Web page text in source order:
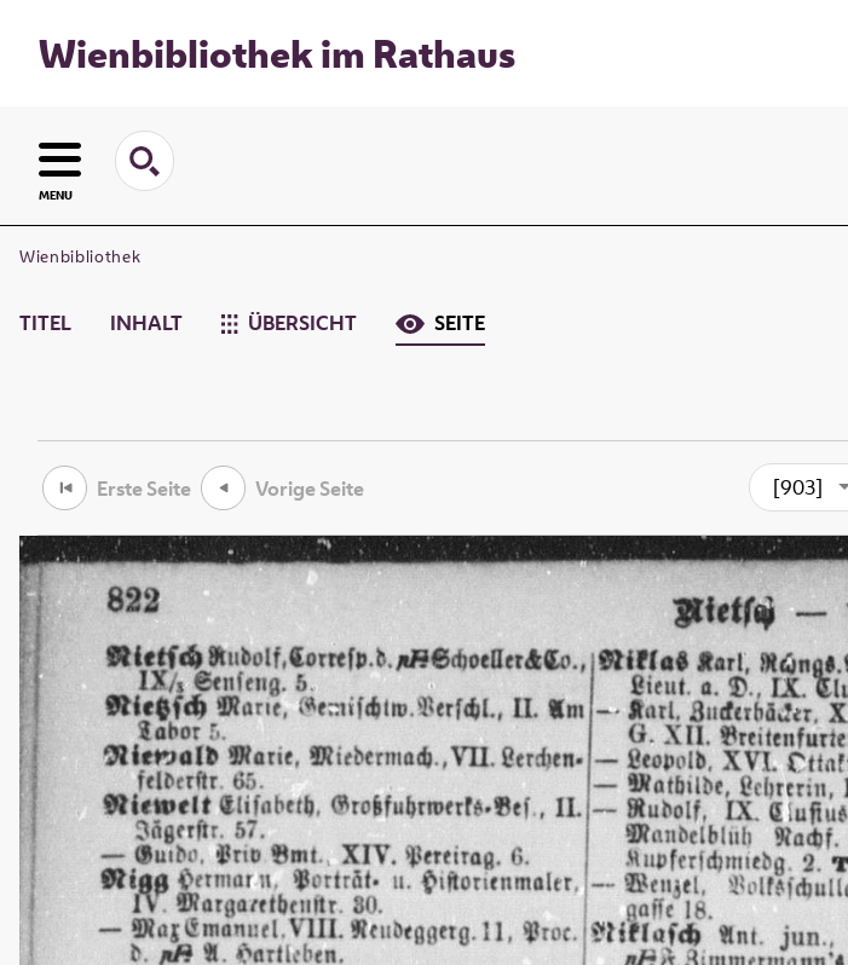
Wienbibliothek im Rathaus
MENU
Wienbibliothek
TITEL INHALT ÜBERSICHT SEITE
Erste Seite Vorige Seite [903]